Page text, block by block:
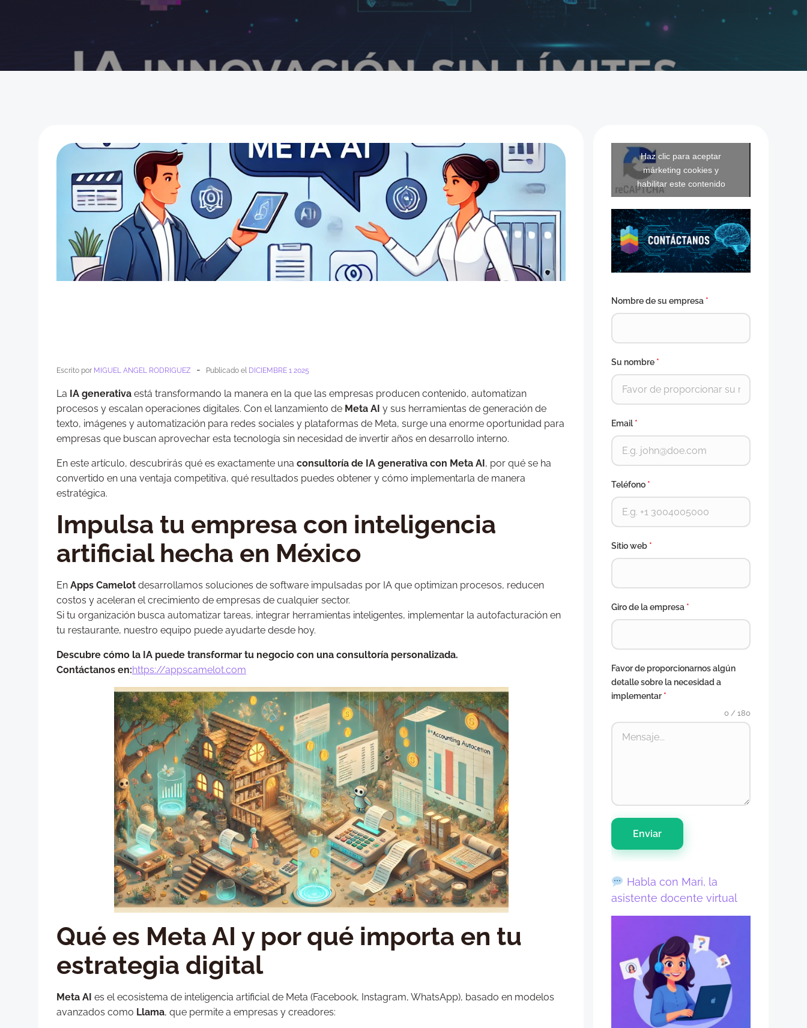
Escrito por MIGUEL ANGEL RODRIGUEZ - Publicado el DICIEMBRE 1 2025
La IA generativa está transformando la manera en la que las empresas producen contenido, automatizan
procesos y escalan operaciones digitales. Con el lanzamiento de Meta AI y sus herramientas de generación de
texto, imágenes y automatización para redes sociales y plataformas de Meta, surge una enorme oportunidad para
empresas que buscan aprovechar esta tecnología sin necesidad de invertir años en desarrollo interno.
En este artículo, descubrirás qué es exactamente una consultoría de IA generativa con Meta AI, por qué se ha
convertido en una ventaja competitiva, qué resultados puedes obtener y cómo implementarla de manera
estratégica.
Impulsa tu empresa con inteligencia
artificial hecha en México
En Apps Camelot desarrollamos soluciones de software impulsadas por IA que optimizan procesos, reducen
costos y aceleran el crecimiento de empresas de cualquier sector.
Si tu organización busca automatizar tareas, integrar herramientas inteligentes, implementar la autofacturación en
tu restaurante, nuestro equipo puede ayudarte desde hoy.
Descubre cómo la IA puede transformar tu negocio con una consultoría personalizada.
Contáctanos en:https://appscamelot.com
Qué es Meta AI y por qué importa en tu
estrategia digital
Meta AI es el ecosistema de inteligencia artificial de Meta (Facebook, Instagram, WhatsApp), basado en modelos
avanzados como Llama, que permite a empresas y creadores:
Haz clic para aceptar
márketing cookies y
habilitar este contenido
Nombre de su empresa *
Su nombre *
Email*
Teléfono *
Sitio web *
Giro de la empresa *
Favor de proporcionarnos algún
detalle sobre la necesidad a
implementar *
0 / 180
Enviar
Habla con Mari, la
asistente docente virtual